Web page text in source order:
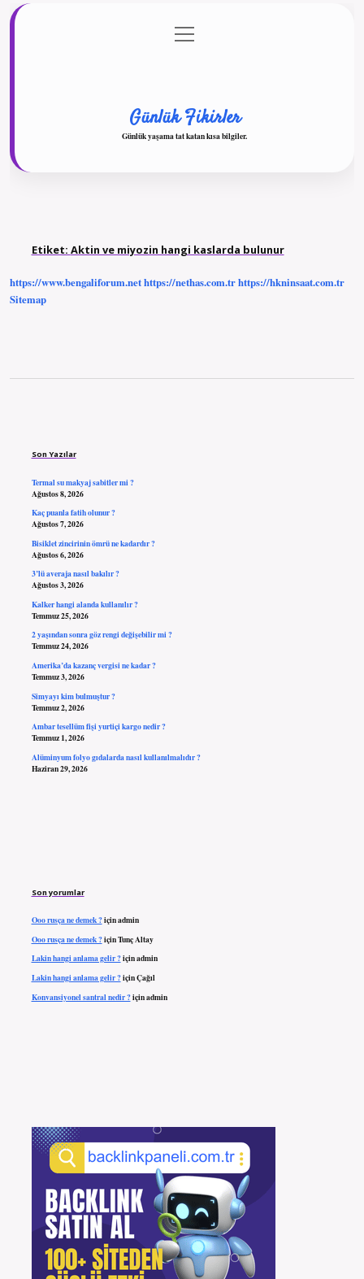
Gizlilik Politikası
menüyü
aç
Günlük Fikirler
Günlük yaşama tat katan kısa bilgiler.
Etiket: Aktin ve miyozin hangi kaslarda bulunur
https://www.bengaliforum.nethttps://nethas.com.trhttps://hkninsaat.com.tr
Sitemap
Son Yazılar
Termal su makyaj sabitler mi ?
Ağustos 8, 2026
Kaç puanla fatih olunur ?
Ağustos 7, 2026
Bisiklet zincirinin ömrü ne kadardır ?
Ağustos 6, 2026
3’lü averaja nasıl bakılır ?
Ağustos 3, 2026
Kalker hangi alanda kullanılır ?
Temmuz 25, 2026
2 yaşından sonra göz rengi değişebilir mi ?
Temmuz 24, 2026
Amerika’da kazanç vergisi ne kadar ?
Temmuz 3, 2026
Simyayı kim bulmuştur ?
Temmuz 2, 2026
Ambar tesellüm fişi yurtiçi kargo nedir ?
Temmuz 1, 2026
Alüminyum folyo gıdalarda nasıl kullanılmalıdır ?
Haziran 29, 2026
Son yorumlar
Ooo rusça ne demek ?içinadmin
Ooo rusça ne demek ?içinTunç Altay
Lakin hangi anlama gelir ?içinadmin
Lakin hangi anlama gelir ?içinÇağıl
Konvansiyonel santral nedir ?içinadmin